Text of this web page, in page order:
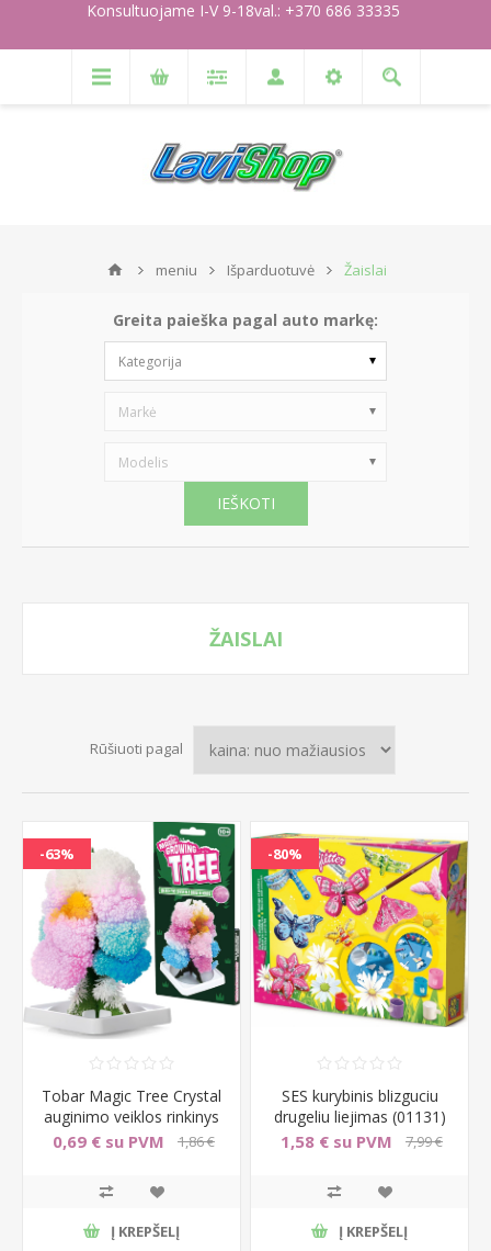
Konsultuojame I-V 9-18val.: +370 686 33335
meniu Išparduotuvė Žaislai
Greita paieška pagal auto markę:
Kategorija
Markė
Modelis
IEŠKOTI
ŽAISLAI
Rūšiuoti pagal
-63%
Tobar Magic Tree Crystal
auginimo veiklos rinkinys
0,69 € su PVM
1,86 €
Į KREPŠELĮ
-80%
SES kurybinis blizguciu
drugeliu liejimas (01131)
1,58 € su PVM
7,99 €
Į KREPŠELĮ